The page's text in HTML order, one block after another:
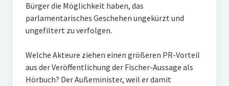
Bürger die Möglichkeit haben, das
parlamentarisches Geschehen ungekürzt und
ungefiltert zu verfolgen.
Welche Akteure ziehen einen größeren PR-Vorteil
aus der Veröffentlichung der Fischer-Aussage als
Hörbuch? Der Außeminister, weil er damit